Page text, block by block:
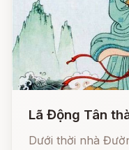
Lã Động Tân
Dưới thời nhà